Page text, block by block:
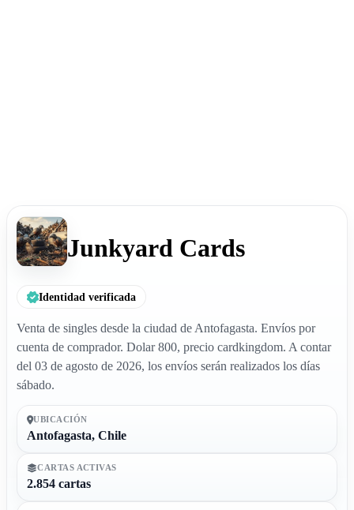
Junkyard Cards
Identidad verificada
Venta de singles desde la ciudad de Antofagasta. Envíos por
cuenta de comprador. Dolar 800, precio cardkingdom. A contar
del 03 de agosto de 2026, los envíos serán realizados los días
sábado.
UBICACIÓN
Antofagasta, Chile
CARTAS ACTIVAS
2.854 cartas